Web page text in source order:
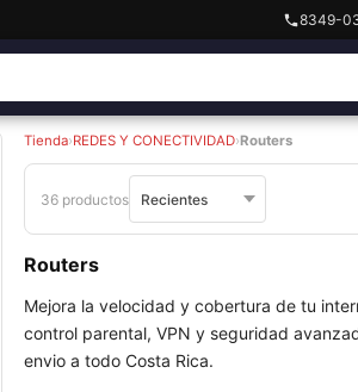
8349-
Tienda›REDES Y CONECTIVIDAD›Routers
36 productos
Routers
Mejora la velocidad y cobertura de tu
control parental, VPN y seguridad
envio a todo Costa Rica.